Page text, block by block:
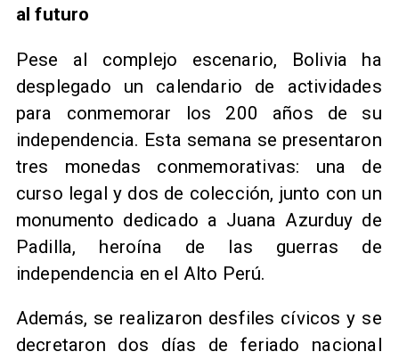
al futuro
Pese al complejo escenario, Bolivia ha
desplegado un calendario de actividades
para conmemorar los 200 años de su
independencia. Esta semana se presentaron
tres monedas conmemorativas: una de
curso legal y dos de colección, junto con un
monumento dedicado a Juana Azurduy de
Padilla, heroína de las guerras de
independencia en el Alto Perú.
Además, se realizaron desfiles cívicos y se
decretaron dos días de feriado nacional